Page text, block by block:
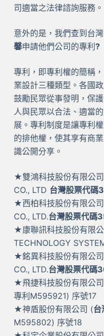
司適當之法律諮詢服務。
意外的是，我們查到台
馨申請他們公司的專利?
專利，即專利權的簡稱
業設計三種類型。各國
鼓勵民眾從事發明，保
人與民眾以合法、適當
展。專利制度是讓專利
的排他權，使其享有商
識公開分享。
★雙鴻科技股份有限公
CO., LTD 台灣股票代碼
★西柏科技股份有限公
CO., LTD.台灣股票代碼
★康聯訊科技股份有限
TECHNOLOGY
★銘異科技股份有限公
CO., LTD.台灣股票代碼
★飛捷科技股份有限公
專利M595921) 序號17
★神盾股份有限公司 (
M595802) 序號18